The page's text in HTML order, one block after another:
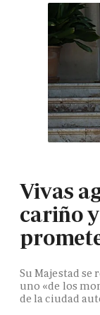
Vivas
cariño
Su Majestad se
uno «de los
de la ciudad